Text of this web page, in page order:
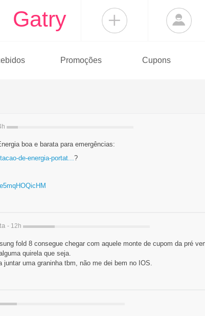
Gatry
Promoções Cupons
boa e barata para emergências:
de-energia-portat...?
- 12h
fold 8 consegue chegar com aquele monte de cupom da pré
quirela que seja.
juntar uma graninha tbm, não me dei bem no IOS.